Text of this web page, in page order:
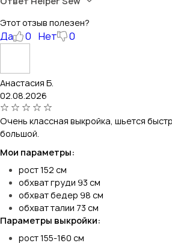
Этот отзыв полезен?
Да 0 Нет 0
Анастасия Б.
02.08.2026
Очень классная выкройка, шьется
большой.
Мои параметры:
рост 152 см
обхват груди 93 см
обхват бедер 98 см
обхват талии 73 см
Параметры выкройки:
рост 155-160 см